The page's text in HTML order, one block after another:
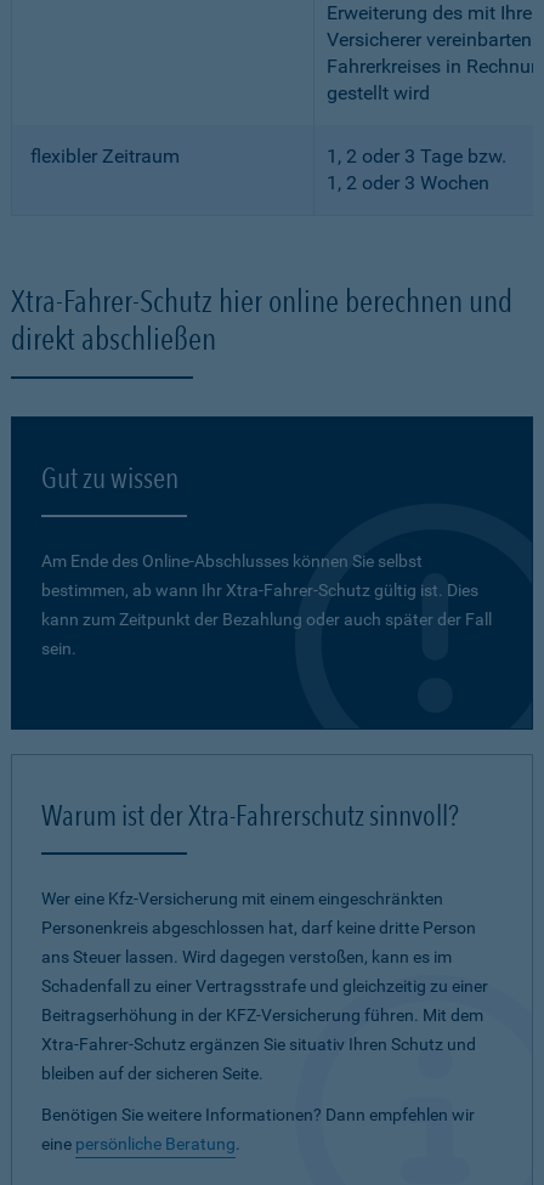
Erweiterung des mit
Versicherer vereinbarten
Fahrerkreises in
gestellt wird
flexibler Zeitraum
1, 2 oder 3 Tage bzw.
1, 2 oder 3 Wochen
Xtra-Fahrer-Schutz hier online berechnen und
direkt abschließen
Gut zu wissen
Am Ende des Online-Abschlusses können Sie selbst
bestimmen, ab wann Ihr Xtra-Fahrer-Schutz gültig ist. Dies
kann zum Zeitpunkt der Bezahlung oder auch später der Fall
sein.
Warum ist der Xtra-Fahrerschutz sinnvoll?
Wer eine Kfz-Versicherung mit einem eingeschränkten
Personenkreis abgeschlossen hat, darf keine dritte Person
ans Steuer lassen. Wird dagegen verstoßen, kann es im
Schadenfall zu einer Vertragsstrafe und gleichzeitig zu einer
Beitragserhöhung in der KFZ-Versicherung führen. Mit dem
Xtra-Fahrer-Schutz ergänzen Sie situativ Ihren Schutz und
bleiben auf der sicheren Seite.
Benötigen Sie weitere Informationen? Dann empfehlen wir
eine persönliche Beratung.